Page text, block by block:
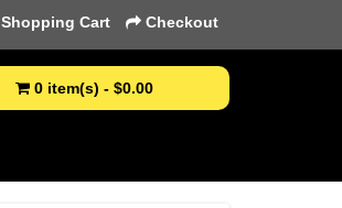
Shopping Cart Checkout
0 item(s) - $0.00